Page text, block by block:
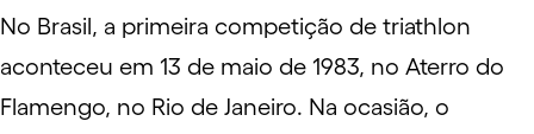
No Brasil, a primeira competição de triathlon
aconteceu em 13 de maio de 1983, no Aterro do
Flamengo, no Rio de Janeiro. Na ocasião, o